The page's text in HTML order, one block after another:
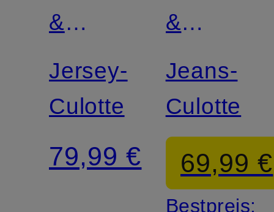
&
MORE
Jersey-
Culotte
79,99 €
&
MORE
Jeans-
Culotte
69,99 €
Bestpreis: